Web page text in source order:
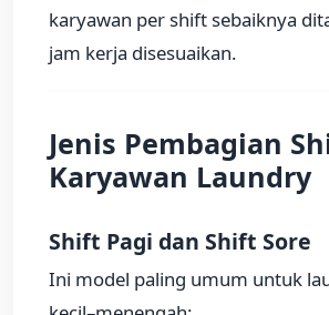
karyawan per shift sebaiknya
jam kerja disesuaikan.
Jenis Pembagian
Karyawan Laundry
Shift Pagi dan Shift Sore
Ini model paling umum untuk